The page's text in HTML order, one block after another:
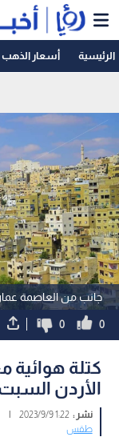
الرئيسية أسعار الذهب
جانب من العاصمة
0
0
كتلة هوائية
الأردن
نشر :1:22 2023/9/9
|
طقس